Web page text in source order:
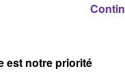
est notre priorité